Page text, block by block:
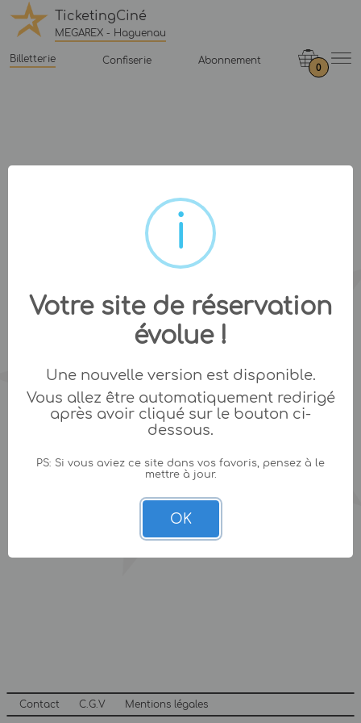
TicketingCiné
MEGAREX - Haguenau
Billetterie Confiserie Abonnement
0
Contact C.G.V Mentions légales
Votre site de réservation
évolue !
Une nouvelle version est disponible.
Vous allez être automatiquement redirigé
après avoir cliqué sur le bouton ci-
dessous.
PS: Si vous aviez ce site dans vos favoris, pensez à le
mettre à jour.
OK